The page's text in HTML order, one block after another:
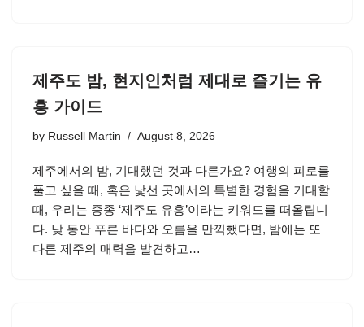
제주도 밤, 현지인처럼 제대로 즐기는 유
흥 가이드
by Russell Martin August 8, 2026
제주에서의 밤, 기대했던 것과 다른가요? 여행의 피로를
풀고 싶을 때, 혹은 낯선 곳에서의 특별한 경험을 기대할
때, 우리는 종종 ‘제주도 유흥’이라는 키워드를 떠올립니
다. 낮 동안 푸른 바다와 오름을 만끽했다면, 밤에는 또
다른 제주의 매력을 발견하고…